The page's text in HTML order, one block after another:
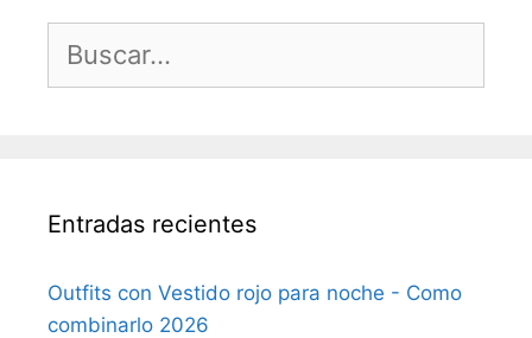
Entradas recientes
Outfits con Vestido rojo para noche - Como
combinarlo 2026